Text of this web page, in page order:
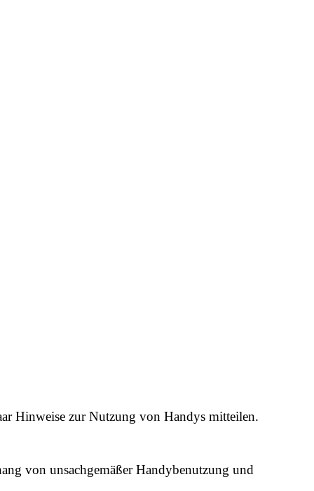
Hinweise zur Nutzung von Handys mitteilen.
von unsachgemäßer Handybenutzung und